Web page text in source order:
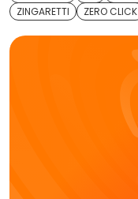
ZINGARETTI
ZERO CLICK